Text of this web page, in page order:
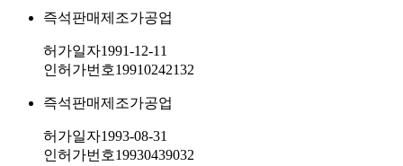
즉석판매제조가공업
허가일자1991-12-11
인허가번호19910242132
즉석판매제조가공업
허가일자1993-08-31
인허가번호19930439032